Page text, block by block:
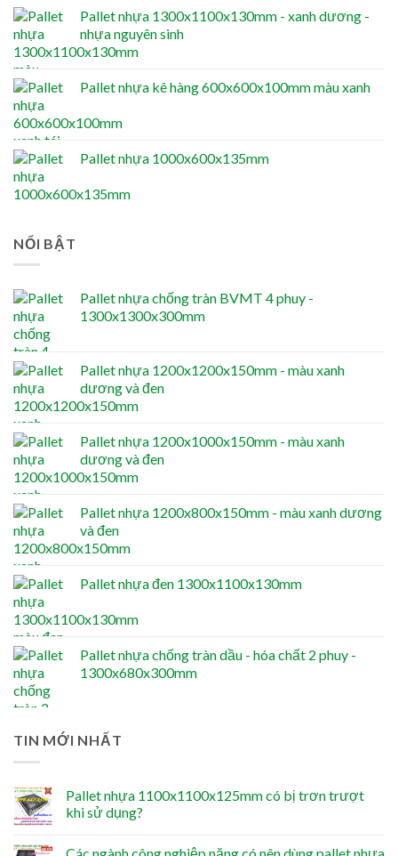
Pallet nhựa 1300x1100x130mm - xanh dương -
nhựa nguyên sinh
Pallet nhựa kê hàng 600x600x100mm màu xanh
Pallet nhựa 1000x600x135mm
NỔI BẬT
Pallet nhựa chống tràn BVMT 4 phuy -
1300x1300x300mm
Pallet nhựa 1200x1200x150mm - màu xanh
dương và đen
Pallet nhựa 1200x1000x150mm - màu xanh
dương và đen
Pallet nhựa 1200x800x150mm - màu xanh dương
và đen
Pallet nhựa đen 1300x1100x130mm
Pallet nhựa chống tràn dầu - hóa chất 2 phuy -
1300x680x300mm
TIN MỚI NHẤT
Pallet nhựa 1100x1100x125mm có bị trơn trượt
khi sử dụng?